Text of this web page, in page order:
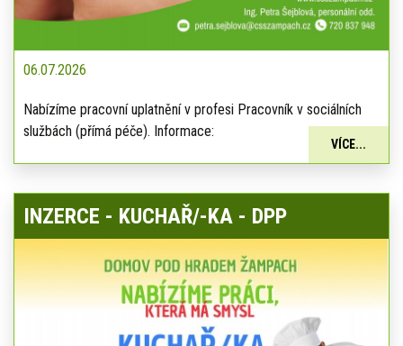
06.07.2026
Nabízíme pracovní uplatnění v profesi Pracovník v sociálních
službách (přímá péče). Informace:
VÍCE...
INZERCE - KUCHAŘ/-KA - DPP